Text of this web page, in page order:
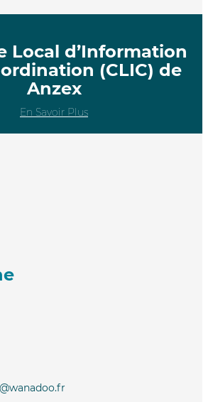
Local d’Information
(CLIC) de
Anzex
En Savoir Plus